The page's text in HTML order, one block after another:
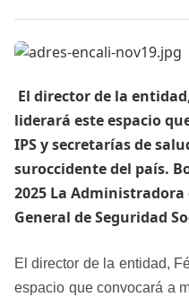
El director de la
liderará este espacio
IPS y secretarías de
suroccidente del país.
2025 La Administradora
General de Seguridad
El director de la entidad,
espacio que convocará a